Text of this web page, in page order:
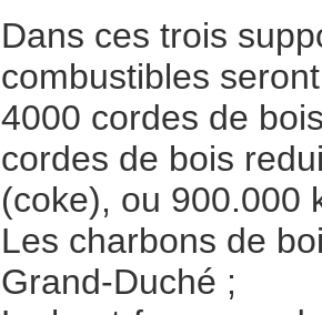
Dans ces trois
combustibles
4000 cordes de
cordes de bois
(coke), ou 900.000
Les charbons de
Grand-Duché ;